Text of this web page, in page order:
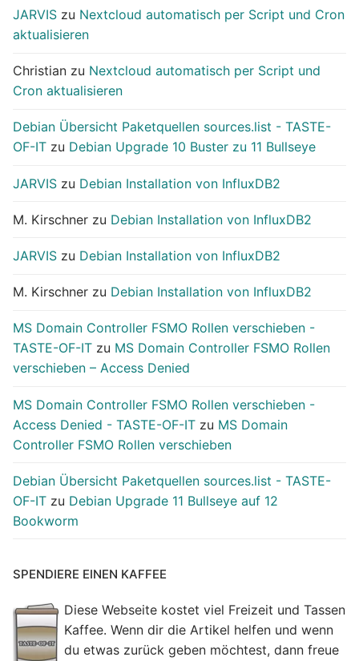
JARVIS zu Nextcloud automatisch per Script und Cron
aktualisieren
Christian zu Nextcloud automatisch per Script und
Cron aktualisieren
Debian Übersicht Paketquellen sources.list - TASTE-
OF-IT zu Debian Upgrade 10 Buster zu 11 Bullseye
JARVIS zu Debian Installation von InfluxDB2
M. Kirschner zu Debian Installation von InfluxDB2
JARVIS zu Debian Installation von InfluxDB2
M. Kirschner zu Debian Installation von InfluxDB2
MS Domain Controller FSMO Rollen verschieben -
TASTE-OF-IT zu MS Domain Controller FSMO Rollen
verschieben – Access Denied
MS Domain Controller FSMO Rollen verschieben -
Access Denied - TASTE-OF-IT zu MS Domain
Controller FSMO Rollen verschieben
Debian Übersicht Paketquellen sources.list - TASTE-
OF-IT zu Debian Upgrade 11 Bullseye auf 12
Bookworm
SPENDIERE EINEN KAFFEE
Diese Webseite kostet viel Freizeit und Tassen
Kaffee. Wenn dir die Artikel helfen und wenn
du etwas zurück geben möchtest, dann freue